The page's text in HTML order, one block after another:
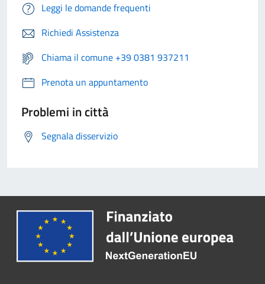
Leggi le domande frequenti
Richiedi Assistenza
Chiama il comune +39 0381 937211
Prenota un appuntamento
Problemi in città
Segnala disservizio